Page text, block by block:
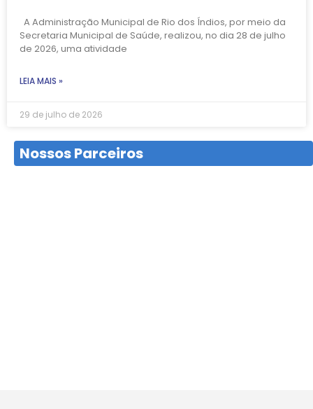
A Administração Municipal de Rio dos Índios, por meio da
Secretaria Municipal de Saúde, realizou, no dia 28 de julho
de 2026, uma atividade
LEIA MAIS »
29 de julho de 2026
Nossos Parceiros